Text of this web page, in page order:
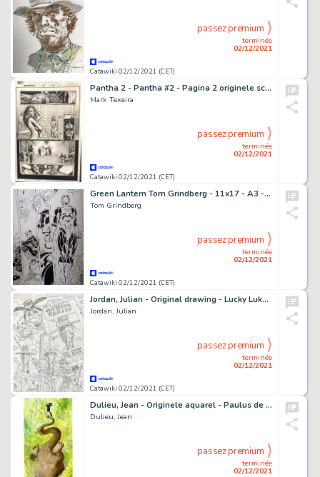
Catawiki 02/12/2021 (CET)
terminée
02/12/2021
passez premium
Pantha 2 - Pantha #2 - Pagina 2 originele schildering door Mark Texeira - EO - (1997/1997)
Mark Texeira
Catawiki 02/12/2021 (CET)
terminée
02/12/2021
passez premium
Green Lantern Tom Grindberg - 11x17 - A3 - GREEN LANTERN ANNUAL #4 - Page volante - Exemplaire unique - (1995)
Tom Grindberg
Catawiki 02/12/2021 (CET)
terminée
02/12/2021
passez premium
Jordan, Julian - Original drawing - Lucky Luke - Tea Spoon
Jordan, Julian
Catawiki 02/12/2021 (CET)
terminée
02/12/2021
passez premium
Dulieu, Jean - Originele aquarel - Paulus de boskabouter - "Professor Punt met Kareltje" - gepubliceerd in EVA - (1963)
Dulieu, Jean
terminée
02/12/2021
passez premium